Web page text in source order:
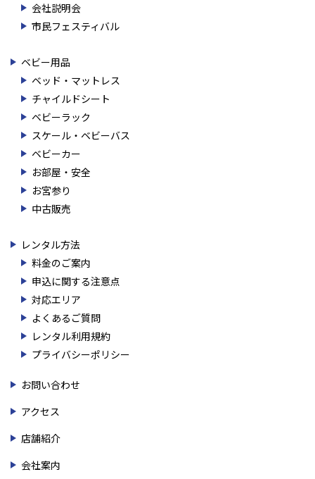
会社説明会
市民フェスティバル
ベビー用品
ベッド・マットレス
チャイルドシート
ベビーラック
スケール・ベビーバス
ベビーカー
お部屋・安全
お宮参り
中古販売
レンタル方法
料金のご案内
申込に関する注意点
対応エリア
よくあるご質問
レンタル利用規約
プライバシーポリシー
お問い合わせ
アクセス
店舗紹介
会社案内